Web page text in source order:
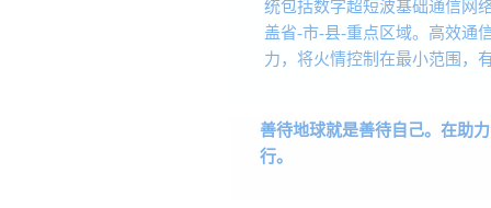
统包括数字超短波基础通信网
盖省-市-县-重点区域。高效通
力，将火情控制在最小范围，
善待地球就是善待自己。 在助
行。